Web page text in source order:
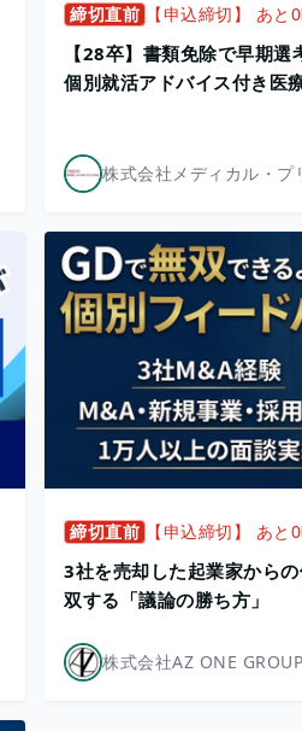
締切直前 【申込締切】 あと
【28卒】書類免除で早期
個別就活アドバイス付き医
株式会社メディカル・プ
締切直前 【申込締切】 あと
3社を売却した起業家から
双する「議論の勝ち方」
株式会社AZ ONE GROUP